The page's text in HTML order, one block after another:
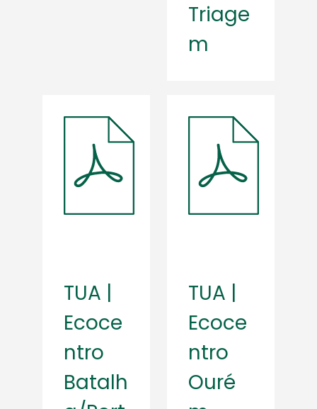
Triage
m
TUA |
Ecoce
ntro
Batalh
TUA |
Ecoce
ntro
Ouré